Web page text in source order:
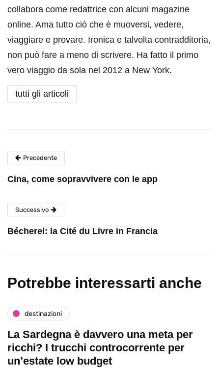
collabora come redattrice con alcuni magazine
online. Ama tutto ciò che è muoversi, vedere,
viaggiare e provare. Ironica e talvolta contradditoria,
non può fare a meno di scrivere. Ha fatto il primo
vero viaggio da sola nel 2012 a New York.
tutti gli articoli
Precedente
Cina, come sopravvivere con le app
Successivo
Bécherel: la Cité du Livre in Francia
Potrebbe interessarti anche
destinazioni
La Sardegna è davvero una meta per
ricchi? I trucchi controcorrente per
un’estate low budget